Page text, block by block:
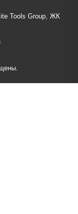
Tools Group, ЖК